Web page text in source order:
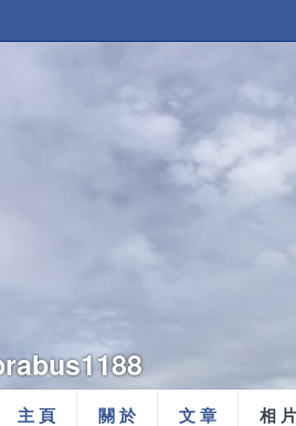
主 頁 關 於 文 章 相 片